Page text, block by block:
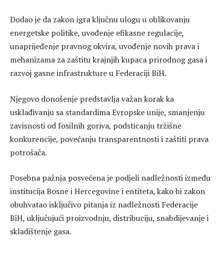
Dodao je da zakon igra ključnu ulogu u oblikovanju
energetske politike, uvođenje efikasne regulacije,
unaprijeđenje pravnog okvira, uvođenje novih prava i
mehanizama za zaštitu krajnjih kupaca prirodnog gasa i
razvoj gasne infrastrukture u Federaciji BiH.
Njegovo donošenje predstavlja važan korak ka
usklađivanju sa standardima Evropske unije, smanjenju
zavisnosti od fosilnih goriva, podsticanju tržišne
konkurencije, povećanju transparentnosti i zaštiti prava
potrošača.
Posebna pažnja posvećena je podjeli nadležnosti između
institucija Bosne i Hercegovine i entiteta, kako bi zakon
obuhvatao isključivo pitanja iz nadležnosti Federacije
BiH, uključujući proizvodnju, distribuciju, snabdijevanje i
skladištenje gasa.